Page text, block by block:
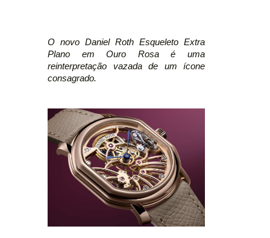
O novo Daniel Roth Esqueleto Extra
Plano em Ouro Rosa é uma
reinterpretação vazada de um ícone
consagrado.